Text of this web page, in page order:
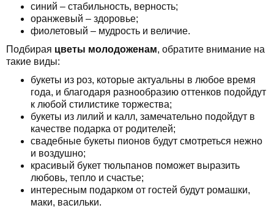
синий – стабильность, верность;
оранжевый – здоровье;
фиолетовый – мудрость и величие.
Подбирая цветы молодоженам, обратите внимание на
такие виды:
букеты из роз, которые актуальны в любое время
года, и благодаря разнообразию оттенков подойдут
к любой стилистике торжества;
букеты из лилий и калл, замечательно подойдут в
качестве подарка от родителей;
свадебные букеты пионов будут смотреться нежно
и воздушно;
красивый букет тюльпанов поможет выразить
любовь, тепло и счастье;
интересным подарком от гостей будут ромашки,
маки, васильки.